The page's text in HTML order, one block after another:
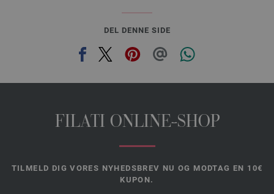
DEL DENNE SIDE
FILATI ONLINE-SHOP
TILMELD DIG VORES NYHEDSBREV NU OG MODTAG EN 10€
KUPON.